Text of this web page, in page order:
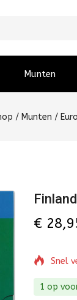
Munten
/ Munten /
€
Snel
1 op